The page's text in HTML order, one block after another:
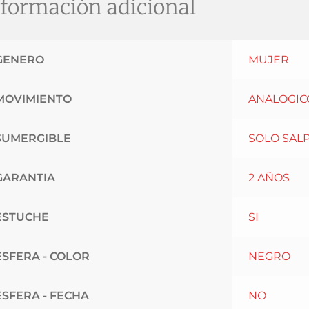
adicional
MUJER
SOLO
2 AÑOS
SI
- COLOR NEGRO
- FECHA NO